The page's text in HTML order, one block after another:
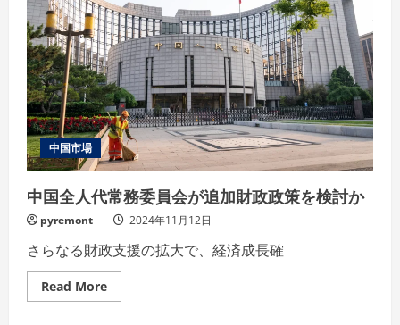
掲
載
さ
れ
ま
し
た
中国市場
中国全人代常務委員会が追加財政政策を検討か
pyremont 2024年11月12日
さらなる財政支援の拡大で、経済成長確
Read MoreRead
more